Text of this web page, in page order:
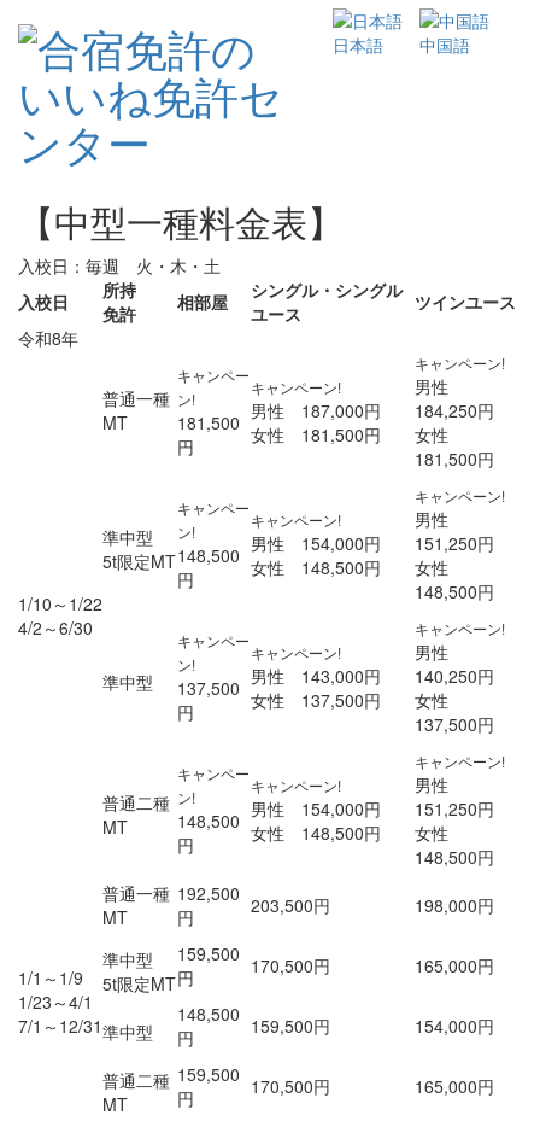
日本語 中国語
【中型一種料金表】
入校日：毎週 火・木・土
入校日
所持
免許
相部屋
シングル・シングル
ユース
ツインユース
令和8年
1/10～1/22
4/2～6/30
普通一種
MT
キャンペー
ン!
181,500
円
キャンペーン!
男性 187,000円
女性 181,500円
キャンペーン!
男性
184,250円
女性
181,500円
準中型
5t限定MT
キャンペー
ン!
148,500
円
キャンペーン!
男性 154,000円
女性 148,500円
キャンペーン!
男性
151,250円
女性
148,500円
準中型
キャンペー
ン!
137,500
円
キャンペーン!
男性 143,000円
女性 137,500円
キャンペーン!
男性
140,250円
女性
137,500円
普通二種
MT
キャンペー
ン!
148,500
円
キャンペーン!
男性 154,000円
女性 148,500円
キャンペーン!
男性
151,250円
女性
148,500円
1/1～1/9
1/23～4/1
7/1～12/31
普通一種
MT
192,500
円
203,500円 198,000円
準中型
5t限定MT
159,500
円
170,500円 165,000円
準中型
148,500
円
159,500円 154,000円
普通二種
MT
159,500
円
170,500円
165,000円